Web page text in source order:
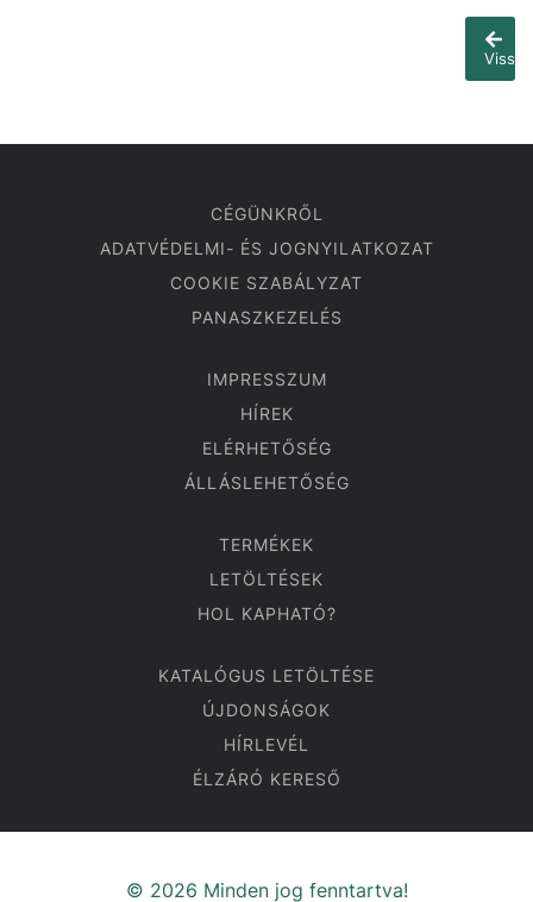
Vissza
CÉGÜNKRŐL
ADATVÉDELMI- ÉS JOGNYILATKOZAT
COOKIE SZABÁLYZAT
PANASZKEZELÉS
IMPRESSZUM
HÍREK
ELÉRHETŐSÉG
ÁLLÁSLEHETŐSÉG
TERMÉKEK
LETÖLTÉSEK
HOL KAPHATÓ?
KATALÓGUS LETÖLTÉSE
ÚJDONSÁGOK
HÍRLEVÉL
ÉLZÁRÓ KERESŐ
© 2026 Minden jog fenntartva!